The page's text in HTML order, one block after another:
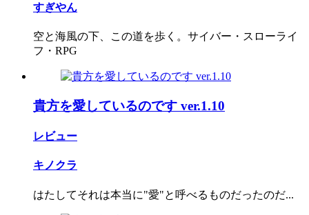
すぎやん
空と海風の下、この道を歩く。サイバー・スローライ
フ・RPG
貴方を愛しているのです ver.1.10
レビュー
キノクラ
はたしてそれは本当に"愛"と呼べるものだったのだ...